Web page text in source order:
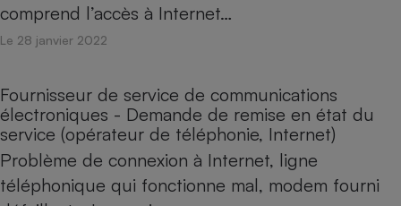
comprend l’accès à Internet…
Le 28 janvier 2022
Fournisseur de service de communications
électroniques - Demande de remise en état du
service (opérateur de téléphonie, Internet)
Problème de connexion à Internet, ligne
téléphonique qui fonctionne mal, modem fourni